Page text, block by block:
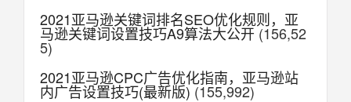
2021亚马逊关键词排名SEO优化规则，亚
马逊关键词设置技巧A9算法大公开(156,52
5)
2021亚马逊CPC广告优化指南，亚马逊站
内广告设置技巧(最新版)(155,992)